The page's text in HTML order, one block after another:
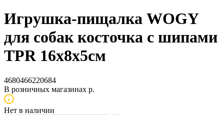
Игрушка-пищалка WOGY
для собак косточка с шипами
TPR 16х8х5см
4680466220684
В розничных магазинах р.
Нет в наличии